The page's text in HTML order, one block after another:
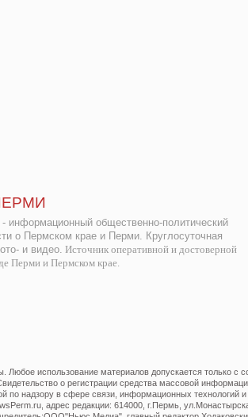
информационный общественно-политический
о Пермском крае и Перми. Круглосуточная
и видео. Источник оперативной и достоверной
Перми и Пермском крае.
Любое использование материалов допускается только с
о регистрации средства массовой
по надзору в сфере связи, информационных технологий
адрес редакции: 614000, г.Пермь,